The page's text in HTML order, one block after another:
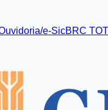
e-SicBRC